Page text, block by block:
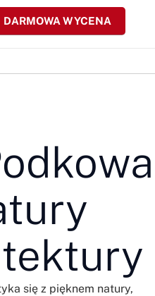
DARMOWA WYCENA
się z pięknem natury,